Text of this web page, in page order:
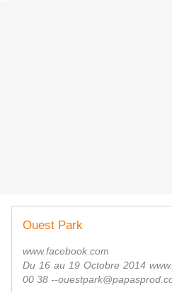
Ouest Park
www.facebook.com
Du 16 au 19 Octobre 2014
00 38 --